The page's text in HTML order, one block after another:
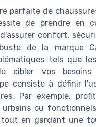
parfaite de
de prendre en
confort,
de la marque
tels que
cibler vos besoins
consiste à définir
Par exemple,
urbains ou
en gardant une